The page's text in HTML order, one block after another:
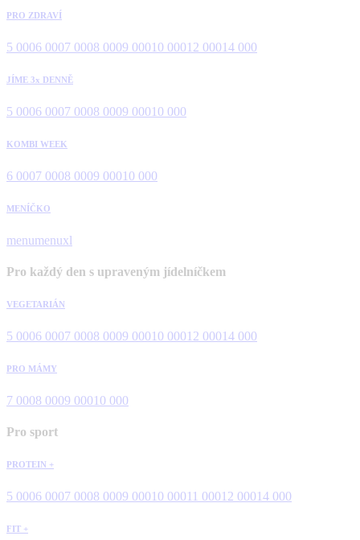
PRO ZDRAVÍ
5 0006 0007 0008 0009 00010 00012 00014 000
JÍME 3x DENNĚ
5 0006 0007 0008 0009 00010 000
KOMBI WEEK
6 0007 0008 0009 00010 000
MENÍČKO
menumenuxl
Pro každý den s upraveným jídelníčkem
VEGETARIÁN
5 0006 0007 0008 0009 00010 00012 00014 000
PRO MÁMY
7 0008 0009 00010 000
Pro sport
PROTEIN +
5 0006 0007 0008 0009 00010 00011 00012 00014 000
FIT +